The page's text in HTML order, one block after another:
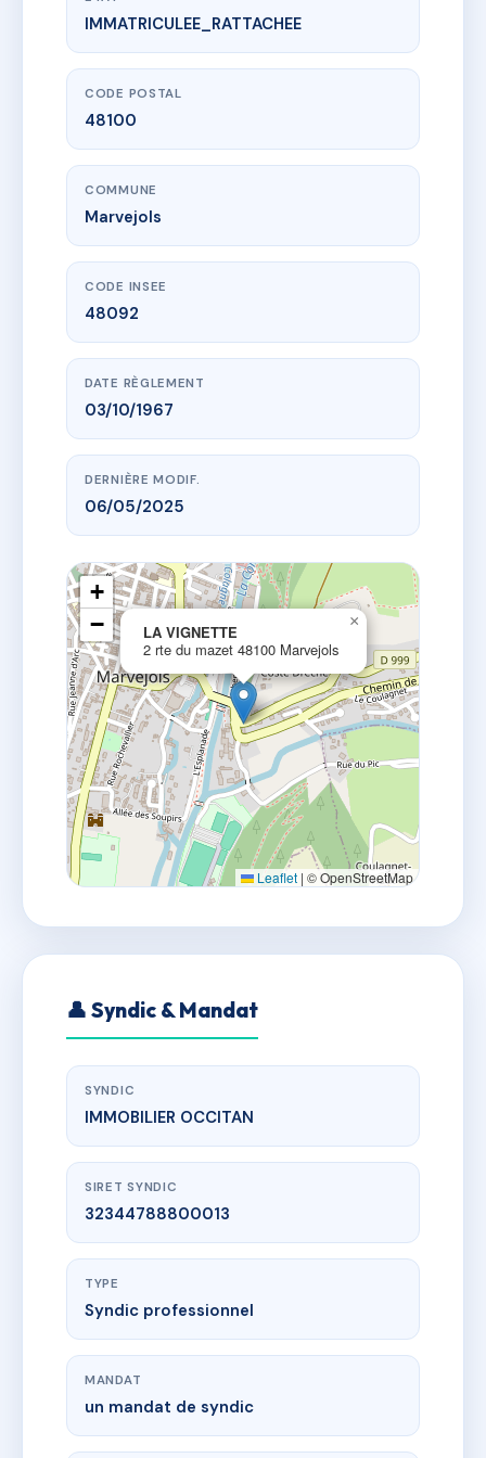
www.vme.plus/AA3497120
LA VIGNETTE
2 rte du mazet
IMMATRICULEE_RATTACHEE
CODE POSTAL
48100
COMMUNE
Marvejols
CODE INSEE
48092
DATE RÈGLEMENT
03/10/1967
DERNIÈRE MODIF.
06/05/2025
LA VIGNETTE
2 rte du mazet 48100 Marvejols
×
+
−
Leaflet | © OpenStreetMap
👤 Syndic & Mandat
SYNDIC
IMMOBILIER OCCITAN
SIRET SYNDIC
32344788800013
TYPE
Syndic professionnel
MANDAT
un mandat de syndic